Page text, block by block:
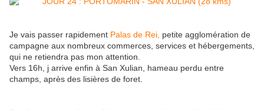
Je vais passer rapidement Palas de Rei, petite agglomération de
campagne aux nombreux commerces, services et hébergements,
qui ne retiendra pas mon attention.
Vers 16h, j arrive enfin à San Xulian, hameau perdu entre
champs, après des lisières de foret.